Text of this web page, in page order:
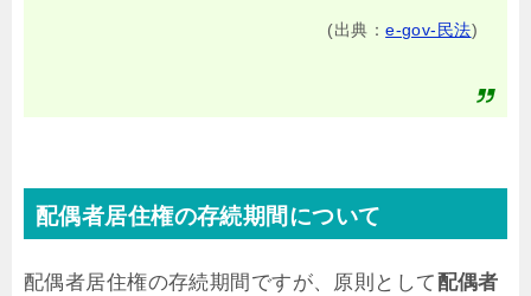
(出典：e-gov-民法)
配偶者居住権の存続期間について
配偶者居住権の存続期間ですが、原則として 配偶者